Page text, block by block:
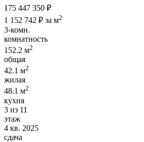
175 447 350 ₽
1 152 742 ₽ за м2
3-комн.
комнатность
152.2 м2
общая
42.1 м2
жилая
48.1 м2
кухня
3 из 11
этаж
4 кв. 2025
сдача